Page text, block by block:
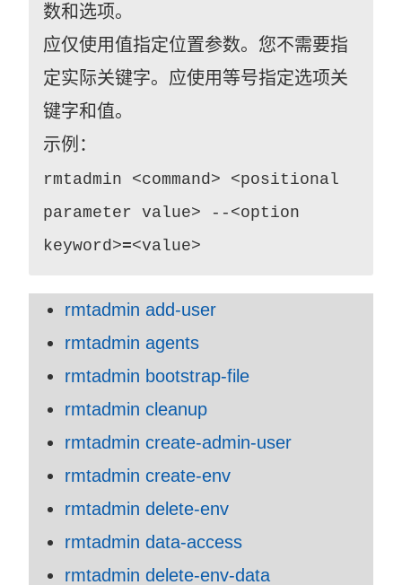
数和选项。
应仅使用值指定位置参数。您不需要指
定实际关键字。应使用等号指定选项关
键字和值。
示例：
rmtadmin <command> <positional
parameter value> --<option
keyword>=<value>
rmtadmin add-user
rmtadmin agents
rmtadmin bootstrap-file
rmtadmin cleanup
rmtadmin create-admin-user
rmtadmin create-env
rmtadmin delete-env
rmtadmin data-access
rmtadmin delete-env-data